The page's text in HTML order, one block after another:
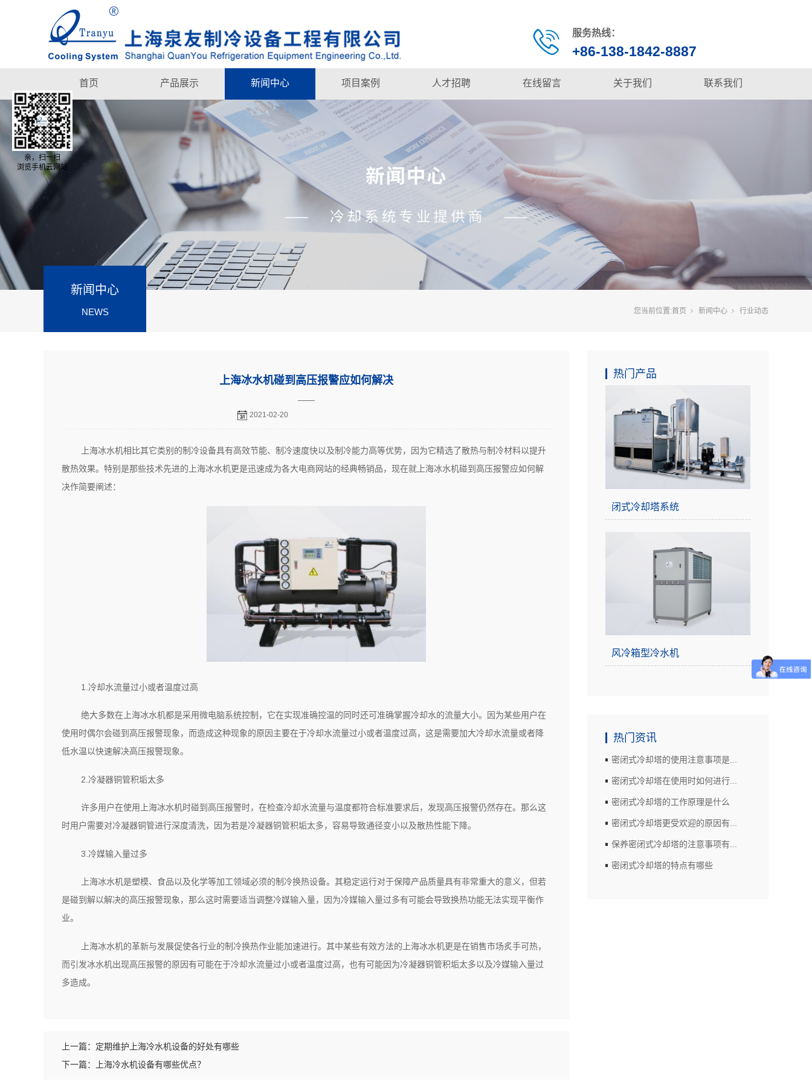
服务热线：
+86-138-1842-8887
首页 产品展示 新闻中心 项目案例 人才招聘 在线留言 关于我们 联系我们
新闻中心
NEWS 您当前位置:首页 新闻中心 行业动态
上海冰水机碰到高压报警应如何解决
——
2021-02-20
上海冰水机相比其它类别的制冷设备具有高效节能、制冷速度快以及制冷能力高等优势，因为它精选了散热与制冷材料以提升
散热效果。特别是那些技术先进的上海冰水机更是迅速成为各大电商网站的经典畅销品，现在就上海冰水机碰到高压报警应如何解
决作简要阐述：
1.冷却水流量过小或者温度过高
绝大多数在上海冰水机都是采用微电脑系统控制，它在实现准确控温的同时还可准确掌握冷却水的流量大小。因为某些用户在
使用时偶尔会碰到高压报警现象，而造成这种现象的原因主要在于冷却水流量过小或者温度过高，这是需要加大冷却水流量或者降
低水温以快速解决高压报警现象。
2.冷凝器铜管积垢太多
许多用户在使用上海冰水机时碰到高压报警时，在检查冷却水流量与温度都符合标准要求后，发现高压报警仍然存在。那么这
时用户需要对冷凝器铜管进行深度清洗，因为若是冷凝器铜管积垢太多，容易导致通径变小以及散热性能下降。
3.冷媒输入量过多
上海冰水机是塑模、食品以及化学等加工领域必须的制冷换热设备。其稳定运行对于保障产品质量具有非常重大的意义，但若
是碰到解以解决的高压报警现象，那么这时需要适当调整冷媒输入量，因为冷媒输入量过多有可能会导致换热功能无法实现平衡作
业。
上海冰水机的革新与发展促使各行业的制冷换热作业能加速进行。其中某些有效方法的上海冰水机更是在销售市场炙手可热，
而引发冰水机出现高压报警的原因有可能在于冷却水流量过小或者温度过高，也有可能因为冷凝器铜管积垢太多以及冷媒输入量过
多造成。
上一篇： 定期维护上海冷水机设备的好处有哪些
下一篇：
上海冷水机设备有哪些优点？
热门产品
闭式冷却塔系统
风冷箱型冷水机
热门资讯
密闭式冷却塔的使用注意事项是...
密闭式冷却塔在使用时如何进行...
密闭式冷却塔的工作原理是什么
密闭式冷却塔更受欢迎的原因有...
保养密闭式冷却塔的注意事项有...
密闭式冷却塔的特点有哪些
亲，扫一扫
浏览手机云网站